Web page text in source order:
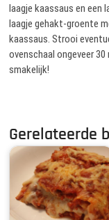
laagje kaassaus en een
laagje gehakt-groente
kaassaus. Strooi
ovenschaal ongeveer
smakelijk!
Gerelateerde